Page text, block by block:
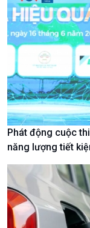
Giới thiệu
Phát động cuộc
năng lượng tiết